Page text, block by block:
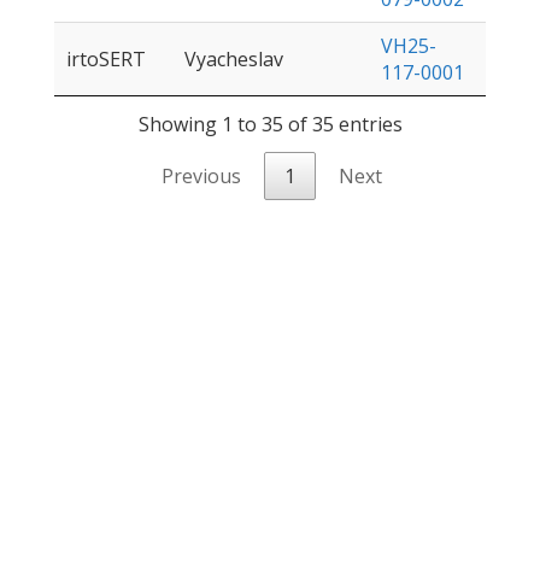
irtoSERT Vyacheslav
VH25-
117-0001
Showing 1 to 35 of 35 entries
Previous
1 Next